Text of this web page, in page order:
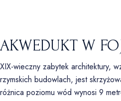
AKWEDUKT W
XIX-wieczny zabytek architektury,
rzymskich budowlach, jest
różnica poziomu wód wynosi 9